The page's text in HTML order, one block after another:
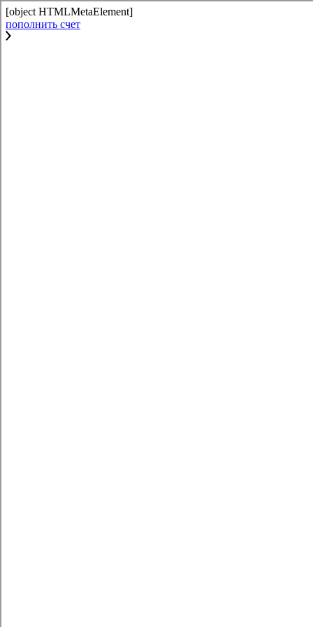
[object HTMLMetaElement]
пополнить счет